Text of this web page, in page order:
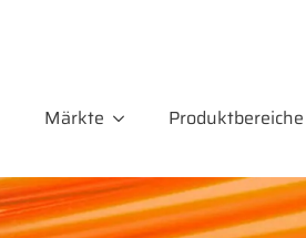
Märkte Produktbereiche